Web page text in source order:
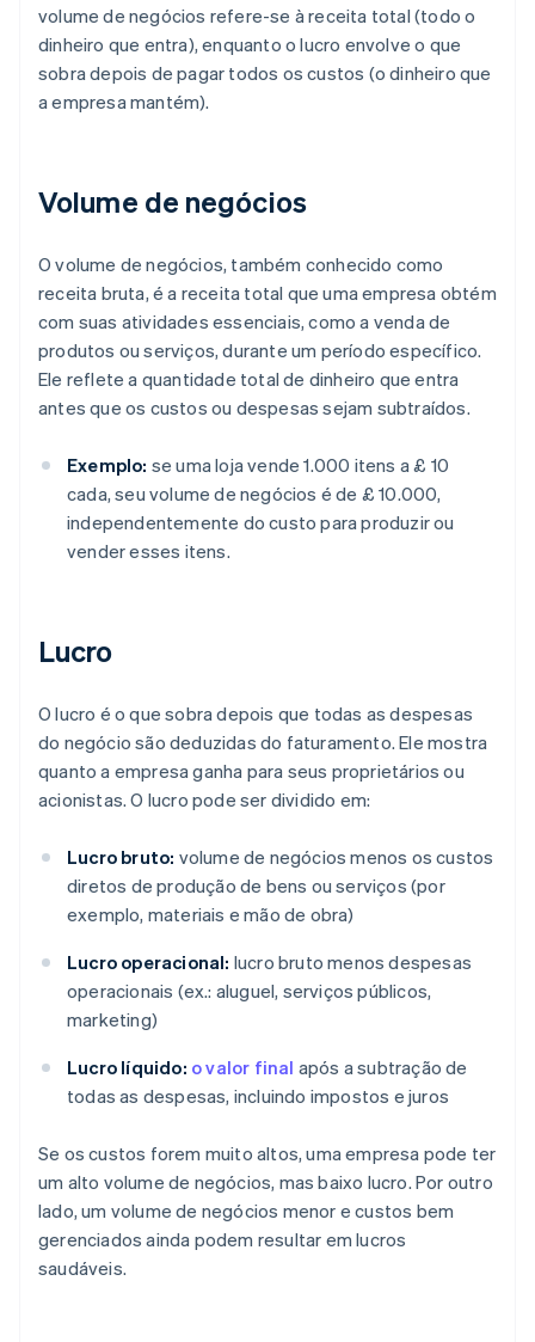
volume de negócios refere-se à receita total (todo o
dinheiro que entra), enquanto o lucro envolve o que
sobra depois de pagar todos os custos (o dinheiro que
a empresa mantém).
Volume de negócios
O volume de negócios, também conhecido como
receita bruta, é a receita total que uma empresa obtém
com suas atividades essenciais, como a venda de
produtos ou serviços, durante um período específico.
Ele reflete a quantidade total de dinheiro que entra
antes que os custos ou despesas sejam subtraídos.
Exemplo: se uma loja vende 1.000 itens a £ 10
cada, seu volume de negócios é de £ 10.000,
independentemente do custo para produzir ou
vender esses itens.
Lucro
O lucro é o que sobra depois que todas as despesas
do negócio são deduzidas do faturamento. Ele mostra
quanto a empresa ganha para seus proprietários ou
acionistas. O lucro pode ser dividido em:
Lucro bruto: volume de negócios menos os custos
diretos de produção de bens ou serviços (por
exemplo, materiais e mão de obra)
Lucro operacional: lucro bruto menos despesas
operacionais (ex.: aluguel, serviços públicos,
marketing)
Lucro líquido: o valor final após a subtração de
todas as despesas, incluindo impostos e juros
Se os custos forem muito altos, uma empresa pode ter
um alto volume de negócios, mas baixo lucro. Por outro
lado, um volume de negócios menor e custos bem
gerenciados ainda podem resultar em lucros
saudáveis.